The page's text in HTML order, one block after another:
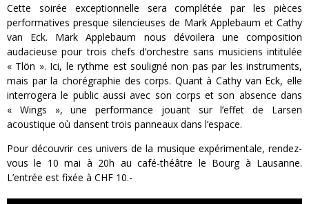
Cette soirée exceptionnelle sera complétée par les pièces
performatives presque silencieuses de Mark Applebaum et Cathy
van Eck. Mark Applebaum nous dévoilera une composition
audacieuse pour trois chefs d’orchestre sans musiciens intitulée
« Tlön ». Ici, le rythme est souligné non pas par les instruments,
mais par la chorégraphie des corps. Quant à Cathy van Eck, elle
interrogera le public aussi avec son corps et son absence dans
« Wings », une performance jouant sur l’effet de Larsen
acoustique où dansent trois panneaux dans l’espace.
Pour découvrir ces univers de la musique expérimentale, rendez-
vous le 10 mai à 20h au café-théâtre le Bourg à Lausanne.
L’entrée est fixée à CHF 10.-